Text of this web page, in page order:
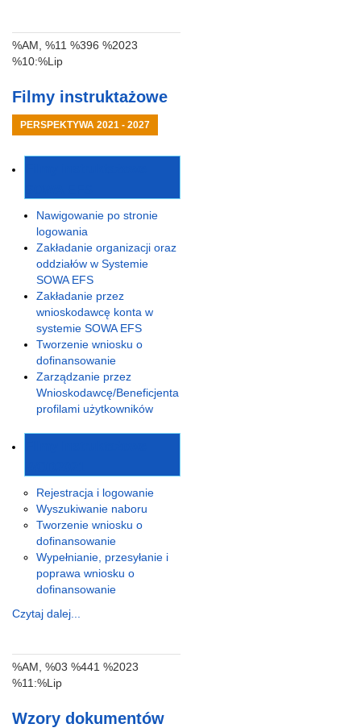
%AM, %11 %396 %2023
%10:%Lip
Filmy instruktażowe
PERSPEKTYWA 2021 - 2027
Nawigowanie po stronie
logowania
Zakładanie organizacji oraz
oddziałów w Systemie
SOWA EFS
Zakładanie przez
wnioskodawcę konta w
systemie SOWA EFS
Tworzenie wniosku o
dofinansowanie
Zarządzanie przez
Wnioskodawcę/Beneficjenta
profilami użytkowników
Rejestracja i logowanie
Wyszukiwanie naboru
Tworzenie wniosku o
dofinansowanie
Wypełnianie, przesyłanie i
poprawa wniosku o
dofinansowanie
Czytaj dalej...
%AM, %03 %441 %2023
%11:%Lip
Wzory dokumentów